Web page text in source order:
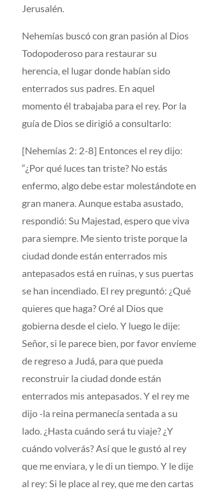
Jerusalén.
Nehemías buscó con gran pasión al Dios
Todopoderoso para restaurar su
herencia, el lugar donde habían sido
enterrados sus padres. En aquel
momento él trabajaba para el rey. Por la
guía de Dios se dirigió a consultarlo:
[Nehemías 2: 2-8] Entonces el rey dijo:
“¿Por qué luces tan triste? No estás
enfermo, algo debe estar molestándote en
gran manera. Aunque estaba asustado,
respondió: Su Majestad, espero que viva
para siempre. Me siento triste porque la
ciudad donde están enterrados mis
antepasados ​​está en ruinas, y sus puertas
se han incendiado. El rey preguntó: ¿Qué
quieres que haga? Oré al Dios que
gobierna desde el cielo. Y luego le dije:
Señor, si le parece bien, por favor envíeme
de regreso a Judá, para que pueda
reconstruir la ciudad donde están
enterrados mis antepasados. Y el rey me
dijo -la reina permanecía sentada a su
lado. ¿Hasta cuándo será tu viaje? ¿Y
cuándo volverás? Así que le gustó al rey
que me enviara, y le di un tiempo. Y le dije
al rey: Si le place al rey, que me den cartas